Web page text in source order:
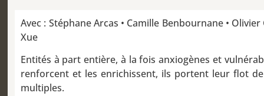
Avec : Stéphane Arcas • Camille Benbournane •
Xue
Entités à part entière, à la fois anxiogènes et
renforcent et les enrichissent, ils portent leur flot de
multiples.